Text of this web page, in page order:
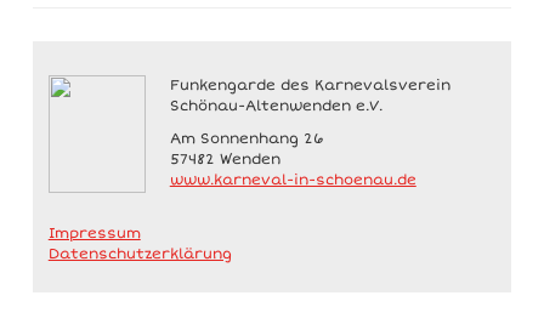
Funkengarde des Karnevalsverein
Schönau-Altenwenden e.V.
Am Sonnenhang 26
57482 Wenden
www.karneval-in-schoenau.de
Impressum
Datenschutzerklärung